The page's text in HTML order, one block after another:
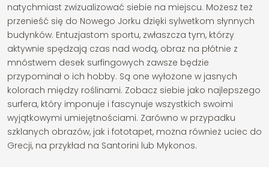
natychmiast zwizualizować siebie na miejscu. Możesz też
przenieść się do Nowego Jorku dzięki sylwetkom słynnych
budynków. Entuzjastom sportu, zwłaszcza tym, którzy
aktywnie spędzają czas nad wodą, obraz na płótnie z
mnóstwem desek surfingowych zawsze będzie
przypominał o ich hobby. Są one wyłożone w jasnych
kolorach między roślinami. Zobacz siebie jako najlepszego
surfera, który imponuje i fascynuje wszystkich swoimi
wyjątkowymi umiejętnościami. Zarówno w przypadku
szklanych obrazów, jak i fototapet, można również uciec do
Grecji, na przykład na Santorini lub Mykonos.